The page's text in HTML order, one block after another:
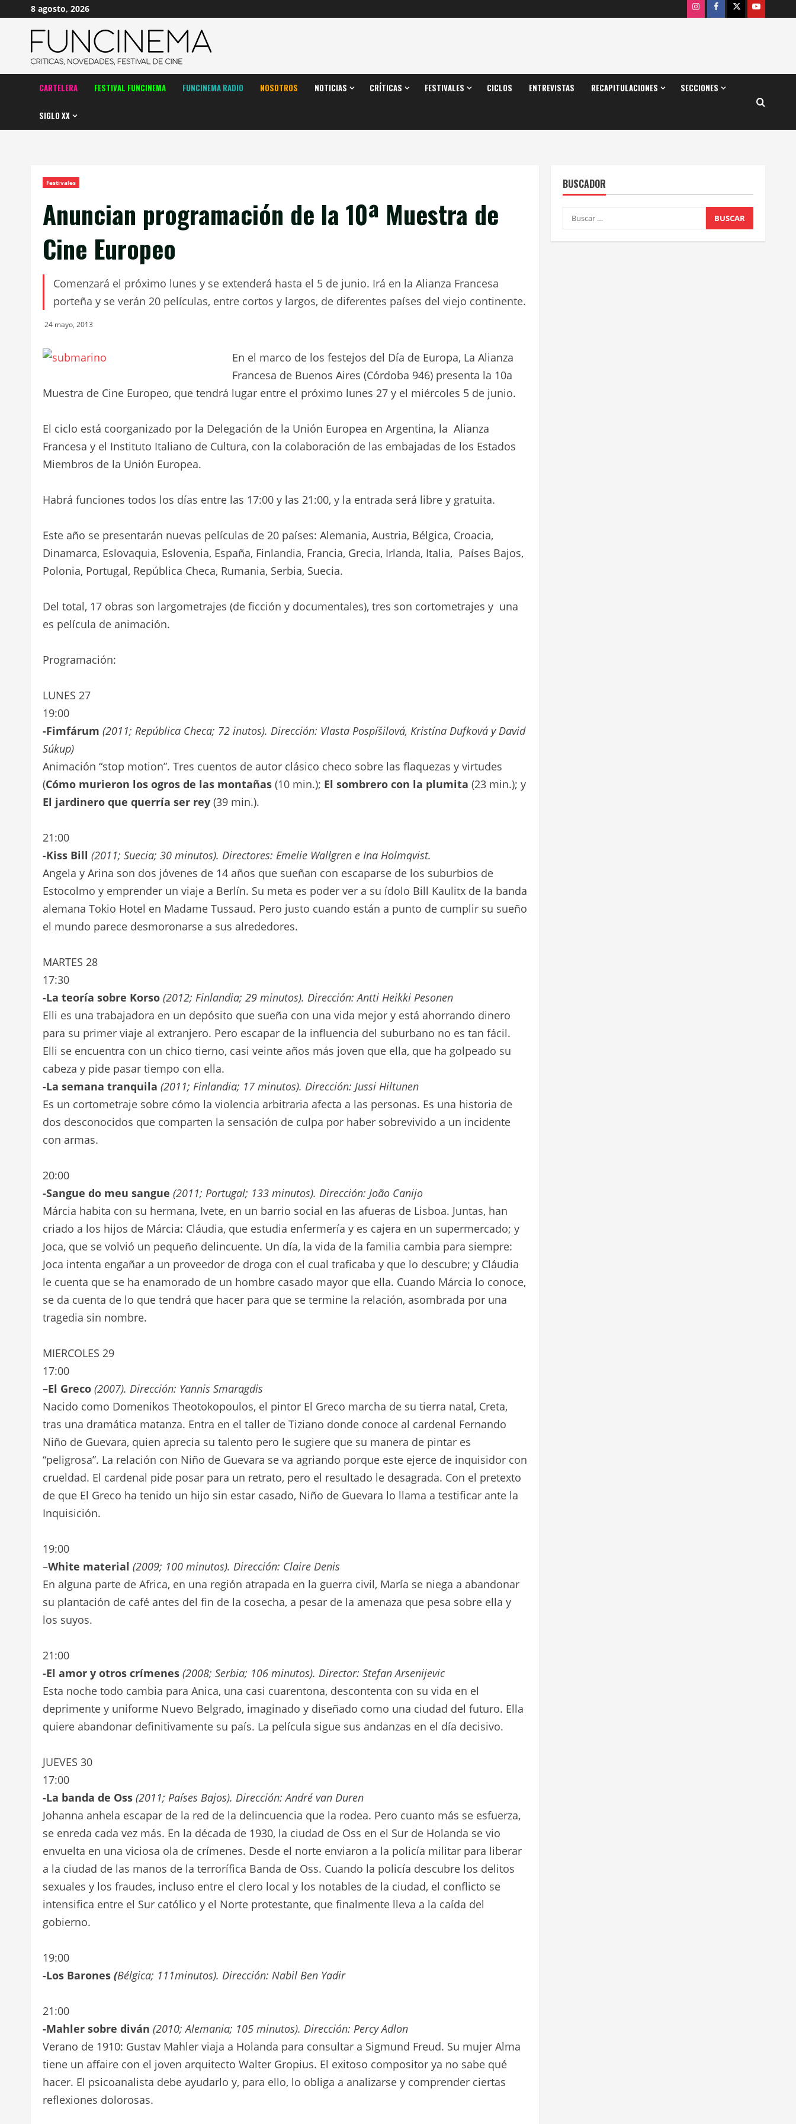
contenido
8 agosto, 2026 InstagramFacebook
X Youtube
CARTELERA FESTIVAL FUNCINEMA FUNCINEMA RADIO NOSOTROS NOTICIAS CRÍTICAS FESTIVALES CICLOS ENTREVISTAS RECAPITULACIONES SECCIONES
SIGLO XX
Festivales
Anuncian programación de la 10ª Muestra de
Cine Europeo
Comenzará el próximo lunes y se extenderá hasta el 5 de junio. Irá en la Alianza Francesa
porteña y se verán 20 películas, entre cortos y largos, de diferentes países del viejo continente.
24 mayo, 2013
En el marco de los festejos del Día de Europa, La Alianza
Francesa de Buenos Aires (Córdoba 946) presenta la 10a
Muestra de Cine Europeo, que tendrá lugar entre el próximo lunes 27 y el miércoles 5 de junio.
El ciclo está coorganizado por la Delegación de la Unión Europea en Argentina, la Alianza
Francesa y el Instituto Italiano de Cultura, con la colaboración de las embajadas de los Estados
Miembros de la Unión Europea.
Habrá funciones todos los días entre las 17:00 y las 21:00, y la entrada será libre y gratuita.
Este año se presentarán nuevas películas de 20 países: Alemania, Austria, Bélgica, Croacia,
Dinamarca, Eslovaquia, Eslovenia, España, Finlandia, Francia, Grecia, Irlanda, Italia, Países Bajos,
Polonia, Portugal, República Checa, Rumania, Serbia, Suecia.
Del total, 17 obras son largometrajes (de ficción y documentales), tres son cortometrajes y una
es película de animación.
Programación:
LUNES 27
19:00
-Fimfárum (2011; República Checa; 72 inutos). Dirección: Vlasta Pospíšilová, Kristína Dufková y David
Súkup)
Animación “stop motion”. Tres cuentos de autor clásico checo sobre las flaquezas y virtudes
(Cómo murieron los ogros de las montañas (10 min.); El sombrero con la plumita (23 min.); y
El jardinero que querría ser rey (39 min.).
21:00
-Kiss Bill (2011; Suecia; 30 minutos). Directores: Emelie Wallgren e Ina Holmqvist.
Angela y Arina son dos jóvenes de 14 años que sueñan con escaparse de los suburbios de
Estocolmo y emprender un viaje a Berlín. Su meta es poder ver a su ídolo Bill Kaulitx de la banda
alemana Tokio Hotel en Madame Tussaud. Pero justo cuando están a punto de cumplir su sueño
el mundo parece desmoronarse a sus alrededores.
MARTES 28
17:30
-La teoría sobre Korso (2012; Finlandia; 29 minutos). Dirección: Antti Heikki Pesonen
Elli es una trabajadora en un depósito que sueña con una vida mejor y está ahorrando dinero
para su primer viaje al extranjero. Pero escapar de la influencia del suburbano no es tan fácil.
Elli se encuentra con un chico tierno, casi veinte años más joven que ella, que ha golpeado su
cabeza y pide pasar tiempo con ella.
-La semana tranquila (2011; Finlandia; 17 minutos). Dirección: Jussi Hiltunen
Es un cortometraje sobre cómo la violencia arbitraria afecta a las personas. Es una historia de
dos desconocidos que comparten la sensación de culpa por haber sobrevivido a un incidente
con armas.
20:00
-Sangue do meu sangue (2011; Portugal; 133 minutos). Dirección: João Canijo
Márcia habita con su hermana, Ivete, en un barrio social en las afueras de Lisboa. Juntas, han
criado a los hijos de Márcia: Cláudia, que estudia enfermería y es cajera en un supermercado; y
Joca, que se volvió un pequeño delincuente. Un día, la vida de la familia cambia para siempre:
Joca intenta engañar a un proveedor de droga con el cual traficaba y que lo descubre; y Cláudia
le cuenta que se ha enamorado de un hombre casado mayor que ella. Cuando Márcia lo conoce,
se da cuenta de lo que tendrá que hacer para que se termine la relación, asombrada por una
tragedia sin nombre.
MIERCOLES 29
17:00
–El Greco (2007). Dirección: Yannis Smaragdis
Nacido como Domenikos Theotokopoulos, el pintor El Greco marcha de su tierra natal, Creta,
tras una dramática matanza. Entra en el taller de Tiziano donde conoce al cardenal Fernando
Niño de Guevara, quien aprecia su talento pero le sugiere que su manera de pintar es
“peligrosa”. La relación con Niño de Guevara se va agriando porque este ejerce de inquisidor con
crueldad. El cardenal pide posar para un retrato, pero el resultado le desagrada. Con el pretexto
de que El Greco ha tenido un hijo sin estar casado, Niño de Guevara lo llama a testificar ante la
Inquisición.
19:00
–White material (2009; 100 minutos). Dirección: Claire Denis
En alguna parte de Africa, en una región atrapada en la guerra civil, María se niega a abandonar
su plantación de café antes del fin de la cosecha, a pesar de la amenaza que pesa sobre ella y
los suyos.
21:00
-El amor y otros crímenes (2008; Serbia; 106 minutos). Director: Stefan Arsenijevic
Esta noche todo cambia para Anica, una casi cuarentona, descontenta con su vida en el
deprimente y uniforme Nuevo Belgrado, imaginado y diseñado como una ciudad del futuro. Ella
quiere abandonar definitivamente su país. La película sigue sus andanzas en el día decisivo.
JUEVES 30
17:00
-La banda de Oss (2011; Países Bajos). Dirección: André van Duren
Johanna anhela escapar de la red de la delincuencia que la rodea. Pero cuanto más se esfuerza,
se enreda cada vez más. En la década de 1930, la ciudad de Oss en el Sur de Holanda se vio
envuelta en una viciosa ola de crímenes. Desde el norte enviaron a la policía militar para liberar
a la ciudad de las manos de la terrorífica Banda de Oss. Cuando la policía descubre los delitos
sexuales y los fraudes, incluso entre el clero local y los notables de la ciudad, el conflicto se
intensifica entre el Sur católico y el Norte protestante, que finalmente lleva a la caída del
gobierno.
19:00
-Los Barones (Bélgica; 111minutos). Dirección: Nabil Ben Yadir
21:00
-Mahler sobre diván (2010; Alemania; 105 minutos). Dirección: Percy Adlon
Verano de 1910: Gustav Mahler viaja a Holanda para consultar a Sigmund Freud. Su mujer Alma
tiene un affaire con el joven arquitecto Walter Gropius. El exitoso compositor ya no sabe qué
hacer. El psicoanalista debe ayudarlo y, para ello, lo obliga a analizarse y comprender ciertas
reflexiones dolorosas.
BUSCADOR
Buscar: